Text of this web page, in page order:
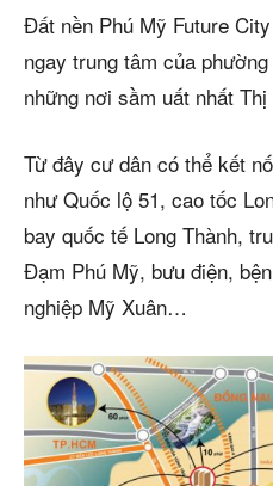
Đất nền Phú Mỹ Future
ngay trung tâm của
những nơi sầm uất nhất
Từ đây cư dân có thể kết
như Quốc lộ 51, cao tốc
bay quốc tế Long Thành,
Đạm Phú Mỹ, bưu điện,
nghiệp Mỹ Xuân…